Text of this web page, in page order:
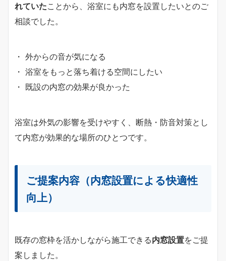
れていたことから、浴室にも内窓を設置したいとのご
相談でした。
・ 外からの音が気になる
・ 浴室をもっと落ち着ける空間にしたい
・ 既設の内窓の効果が良かった
浴室は外気の影響を受けやすく、断熱・防音対策とし
て内窓が効果的な場所のひとつです。
ご提案内容（内窓設置による快適性
向上）
既存の窓枠を活かしながら施工できる内窓設置をご提
案しました。